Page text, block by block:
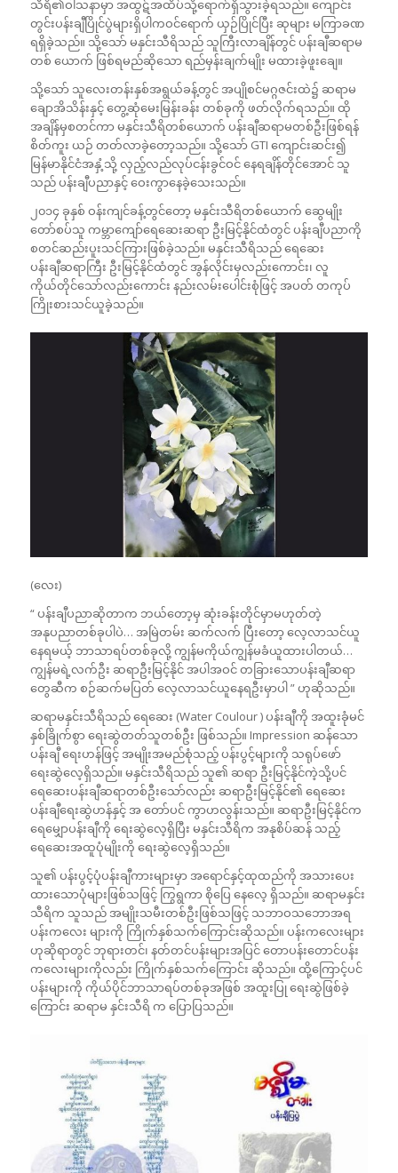
သီရိ၏ဝါသနာမှာ အထွဋ်အထိပ်သို့ရောက်ရှိသွားခဲ့ရသည်။ ကျောင်း
တွင်းပန်းချီပြိုင်ပွဲများရှိပါကဝင်ရောက် ယှဉ်ပြိုင်ပြီး ဆုများ မကြာခဏ
ရရှိခဲ့သည်။ သို့သော် မနှင်းသီရိသည် သူကြီးလာချိန်တွင် ပန်းချီဆရာမ
တစ် ယောက် ဖြစ်ရမည်ဆိုသော ရည်မှန်းချက်မျိုး မထားခဲ့ဖူးချေ။
သို့သော် သူလေးတန်းနှစ်အရွယ်ခန့်တွင် အပျိုစင်မဂ္ဂဇင်းထဲ၌ ဆရာမ
ချောအိသိန်းနှင့် တွေ့ဆုံမေးမြန်းခန်း တစ်ခုကို ဖတ်လိုက်ရသည်။ ထို
အချိန်မှစတင်ကာ မနှင်းသီရိတစ်ယောက် ပန်းချီဆရာမတစ်ဦးဖြစ်ရန်
စိတ်ကူး ယဉ် တတ်လာခဲ့တော့သည်။ သို့သော် GTI ကျောင်းဆင်း၍
မြန်မာနိုင်ငံအနှံ့သို့ လှည့်လည်လုပ်ငန်းခွင်ဝင် နေရချိန်တိုင်အောင် သူ
သည် ပန်းချီပညာနှင့် ဝေးကွာနေခဲ့သေးသည်။
၂၀၁၄ ခုနှစ် ဝန်းကျင်ခန့်တွင်တော့ မနှင်းသီရိတစ်ယောက် ဆွေမျိုး
တော်စပ်သူ ကမ္ဘာကျော်ရေဆေးဆရာ ဦးမြင့်နိုင်ထံတွင် ပန်းချီပညာကို
စတင်ဆည်းပူးသင်ကြားဖြစ်ခဲ့သည်။ မနှင်းသီရိသည် ရေဆေး
ပန်းချီဆရာကြီး ဦးမြင့်နိုင်ထံတွင် အွန်လိုင်းမှလည်းကောင်း၊ လူ
ကိုယ်တိုင်သော်လည်းကောင်း နည်းလမ်းပေါင်းစုံဖြင့် အပတ် တကုပ်
ကြိုးစားသင်ယူခဲ့သည်။
(လေး)
“ ပန်းချီပညာဆိုတာက ဘယ်တော့မှ ဆုံးခန်းတိုင်မှာမဟုတ်တဲ့
အနုပညာတစ်ခုပါပဲ… အမြဲတမ်း ဆက်လက် ပြီးတော့ လေ့လာသင်ယူ
နေရမယ့် ဘာသာရပ်တစ်ခုလို့ ကျွန်မကိုယ်ကျွန်မခံယူထားပါတယ်…
ကျွန်မရဲ့လက်ဦး ဆရာဦးမြင့်နိုင် အပါအဝင် တခြားသောပန်းချီဆရာ
တွေဆီက စဉ်ဆက်မပြတ် လေ့လာသင်ယူနေရဦးမှာပါ ” ဟုဆိုသည်။
ဆရာမနှင်းသီရိသည် ရေဆေး (Water Coulour ) ပန်းချီကို အထူးခုံမင်
နှစ်ခြိုက်စွာ ရေးဆွဲတတ်သူတစ်ဦး ဖြစ်သည်။ Impression ဆန်သော
ပန်းချီ ရေးဟန်ဖြင့် အမျိုးအမည်စုံသည့် ပန်းပွင့်များကို သရုပ်ဖော်
ရေးဆွဲလေ့ရှိသည်။ မနှင်းသီရိသည် သူ၏ ဆရာ ဦးမြင့်နိုင်ကဲ့သို့ပင်
ရေဆေးပန်းချီဆရာတစ်ဦးသော်လည်း ဆရာဦးမြင့်နိုင်၏ ရေဆေး
ပန်းချီရေးဆွဲဟန်နှင့် အ တော်ပင် ကွာဟလွန်းသည်။ ဆရာဦးမြင့်နိုင်က
ရေမျှောပန်းချီကို ရေးဆွဲလေ့ရှိပြီး မနှင်းသီရိက အနုစိပ်ဆန် သည့်
ရေဆေးအထူပုံမျိုးကို ရေးဆွဲလေ့ရှိသည်။
သူ၏ ပန်းပွင့်ပုံပန်းချီကားများမှာ အရောင်နှင့်ထုထည်ကို အသားပေး
ထားသောပုံများဖြစ်သဖြင့် ကြွရွကာ စိုပြေ နေလေ့ ရှိသည်။ ဆရာမနှင်း
သီရိက သူသည် အမျိုးသမီးတစ်ဦးဖြစ်သဖြင့် သဘာဝသဘောအရ
ပန်းကလေး များကို ကြိုက်နှစ်သက်ကြောင်းဆိုသည်။ ပန်းကလေးများ
ဟုဆိုရာတွင် ဘုရားတင်၊ နတ်တင်ပန်းများအပြင် တောပန်းတောင်ပန်း
ကလေးများကိုလည်း ကြိုက်နှစ်သက်ကြောင်း ဆိုသည်။ ထို့ကြောင့်ပင်
ပန်းများကို ကိုယ်ပိုင်ဘာသာရပ်တစ်ခုအဖြစ် အထူးပြု ရေးဆွဲဖြစ်ခဲ့
ကြောင်း ဆရာမ နှင်းသီရိ က ပြောပြသည်။